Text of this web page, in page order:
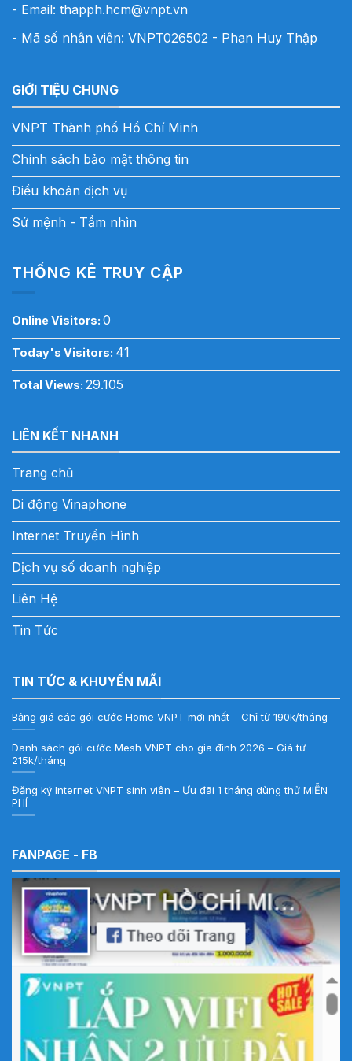
- Email: thapph.hcm@vnpt.vn
- Mã số nhân viên: VNPT026502 - Phan Huy Thập
GIỚI TIỆU CHUNG
VNPT Thành phố Hồ Chí Minh
Chính sách bảo mật thông tin
Điều khoản dịch vụ
Sứ mệnh - Tầm nhìn
THỐNG KÊ TRUY CẬP
Online Visitors: 0
Today's Visitors: 41
Total Views: 29.105
LIÊN KẾT NHANH
Trang chủ
Di động Vinaphone
Internet Truyền Hình
Dịch vụ số doanh nghiệp
Liên Hệ
Tin Tức
TIN TỨC & KHUYẾN MÃI
Bảng giá các gói cước Home VNPT mới nhất – Chỉ từ 190k/tháng
Danh sách gói cước Mesh VNPT cho gia đình 2026 – Giá từ
215k/tháng
Đăng ký Internet VNPT sinh viên – Ưu đãi 1 tháng dùng thử MIỄN
PHÍ
FANPAGE - FB